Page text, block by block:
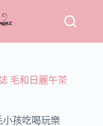
毛和日麗午茶
小孩吃喝玩樂